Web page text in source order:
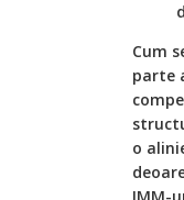
Cum
parte
o